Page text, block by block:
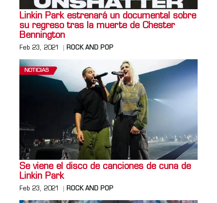
Linkin Park estrenará un documental sobre
su regreso tras la muerte de Chester
Bennington
Feb 23, 2021 ROCK AND POP
NOTICIAS
Se viene el disco de canciones de cuna de
Linkin Park
Feb 23, 2021 ROCK AND POP